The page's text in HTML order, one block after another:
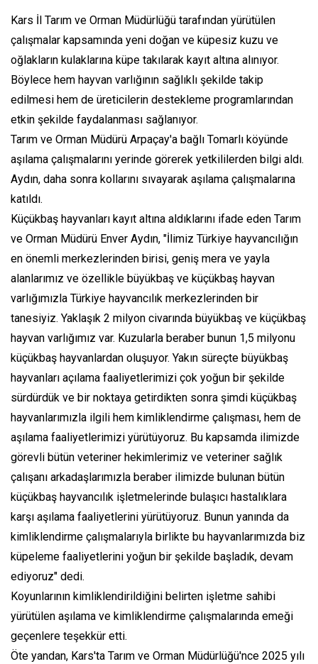
Kars İl Tarım ve Orman Müdürlüğü tarafından yürütülen
çalışmalar kapsamında yeni doğan ve küpesiz kuzu ve
oğlakların kulaklarına küpe takılarak kayıt altına alınıyor.
Böylece hem hayvan varlığının sağlıklı şekilde takip
edilmesi hem de üreticilerin destekleme programlarından
etkin şekilde faydalanması sağlanıyor.
Tarım ve Orman Müdürü Arpaçay'a bağlı Tomarlı köyünde
aşılama çalışmalarını yerinde görerek yetkililerden bilgi aldı.
Aydın, daha sonra kollarını sıvayarak aşılama çalışmalarına
katıldı.
Küçükbaş hayvanları kayıt altına aldıklarını ifade eden Tarım
ve Orman Müdürü Enver Aydın, "İlimiz Türkiye hayvancılığın
en önemli merkezlerinden birisi, geniş mera ve yayla
alanlarımız ve özellikle büyükbaş ve küçükbaş hayvan
varlığımızla Türkiye hayvancılık merkezlerinden bir
tanesiyiz. Yaklaşık 2 milyon civarında büyükbaş ve küçükbaş
hayvan varlığımız var. Kuzularla beraber bunun 1,5 milyonu
küçükbaş hayvanlardan oluşuyor. Yakın süreçte büyükbaş
hayvanları açılama faaliyetlerimizi çok yoğun bir şekilde
sürdürdük ve bir noktaya getirdikten sonra şimdi küçükbaş
hayvanlarımızla ilgili hem kimliklendirme çalışması, hem de
aşılama faaliyetlerimizi yürütüyoruz. Bu kapsamda ilimizde
görevli bütün veteriner hekimlerimiz ve veteriner sağlık
çalışanı arkadaşlarımızla beraber ilimizde bulunan bütün
küçükbaş hayvancılık işletmelerinde bulaşıcı hastalıklara
karşı aşılama faaliyetlerini yürütüyoruz. Bunun yanında da
kimliklendirme çalışmalarıyla birlikte bu hayvanlarımızda biz
küpeleme faaliyetlerini yoğun bir şekilde başladık, devam
ediyoruz" dedi.
Koyunlarının kimliklendirildiğini belirten işletme sahibi
yürütülen aşılama ve kimliklendirme çalışmalarında emeği
geçenlere teşekkür etti.
Öte yandan, Kars'ta Tarım ve Orman Müdürlüğü'nce 2025 yılı